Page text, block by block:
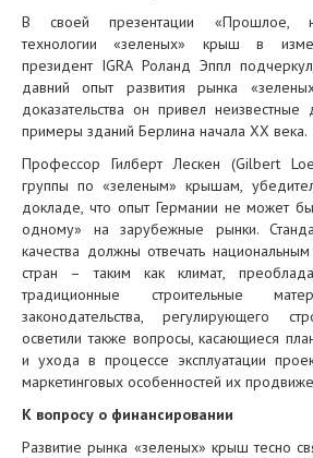
В своей презентации «Прошлое,
технологии «зеленых» крыш в
президент IGRA Роланд Эппл
давний опыт развития рынка
доказательства он привел
примеры зданий Берлина начала XX века.
Профессор Гилберт Лескен (Gilbert
группы по «зеленым» крышам,
докладе, что опыт Германии не может
одному» на зарубежные рынки.
качества должны отвечать
стран – таким как климат,
традиционные строительные
законодательства, регулирующего
осветили также вопросы, касающиеся
и ухода в процессе эксплуатации
маркетинговых особенностей их
К вопросу о финансировании
Развитие рынка «зеленых» крыш тесно